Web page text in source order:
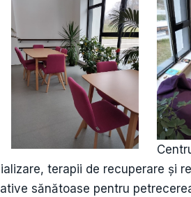
terapii de recuperare și
sănătoase pentru